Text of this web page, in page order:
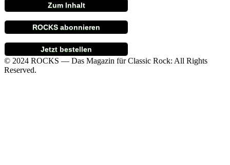
Zum Inhalt
ROCKS abonnieren
Jetzt bestellen
© 2024 ROCKS — Das Magazin für Classic Rock: All Rights
Reserved.